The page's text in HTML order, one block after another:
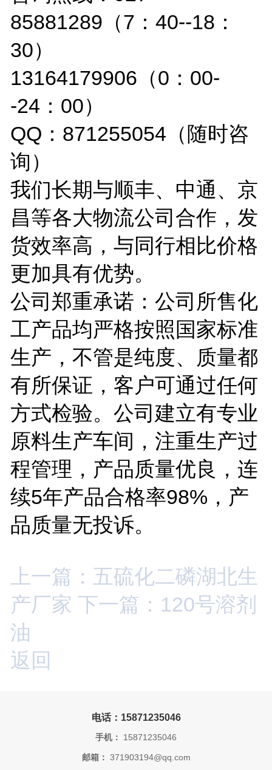
85881289（7：40--18：
30）
13164179906（0：00-
-24：00）
QQ：871255054（随时咨
询）
我们长期与顺丰、中通、京
昌等各大物流公司合作，发
货效率高，与同行相比价格
更加具有优势。
公司郑重承诺：公司所售化
工产品均严格按照国家标准
生产，不管是纯度、质量都
有所保证，客户可通过任何
方式检验。公司建立有专业
原料生产车间，注重生产过
程管理，产品质量优良，连
续5年产品合格率98%，产
品质量无投诉。
上一篇：五硫化二磷湖北生
产厂家 下一篇：120号溶剂
油
返回
电话：15871235046
手机： 15871235046
邮箱： 371903194@qq.com